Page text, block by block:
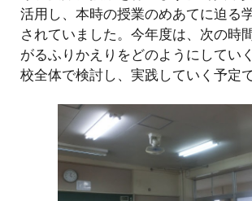
活用し、本時の授業のめあてに迫る
されていました。今年度は、次の時
がるふりかえりをどのようにしてい
校全体で検討し、実践していく予定で